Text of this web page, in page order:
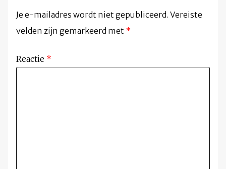
Je e-mailadres wordt niet gepubliceerd. Vereiste
velden zijn gemarkeerd met *
Reactie *